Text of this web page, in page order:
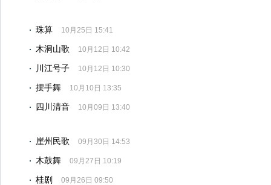
珠算 10月25日 15:41
木洞山歌 10月12日 10:42
川江号子 10月12日 10:30
摆手舞 10月10日 13:35
四川清音 10月09日 13:40
崖州民歌 09月30日 14:53
木鼓舞 09月27日 10:19
桂剧 09月26日 09:50